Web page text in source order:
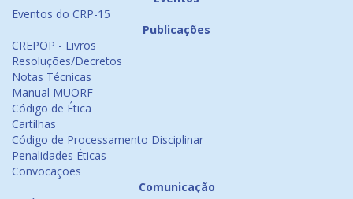
Eventos do CRP-15
Publicações
CREPOP - Livros
Resoluções/Decretos
Notas Técnicas
Manual MUORF
Código de Ética
Cartilhas
Código de Processamento Disciplinar
Penalidades Éticas
Convocações
Comunicação